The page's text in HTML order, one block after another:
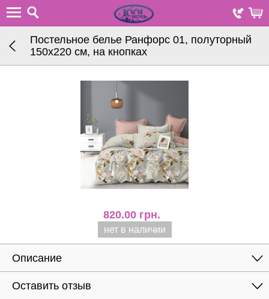
Постельное белье Ранфорс 01, полуторный
150х220 см, на кнопках
820.00 грн.
нет в наличии
Описание
Оставить отзыв